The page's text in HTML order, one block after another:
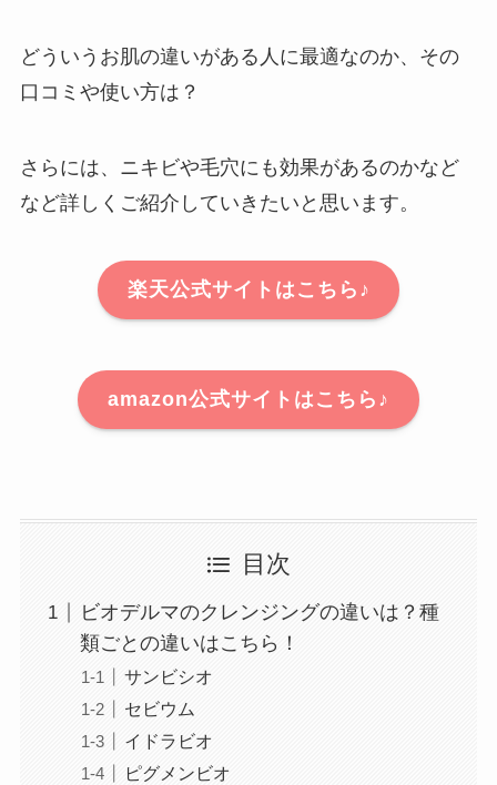
どういうお肌の違いがある人に最適なのか、その
口コミや使い方は？
さらには、ニキビや毛穴にも効果があるのかなど
など詳しくご紹介していきたいと思います。
楽天公式サイトはこちら♪
amazon公式サイトはこちら♪
目次
ビオデルマのクレンジングの違いは？種
類ごとの違いはこちら！
サンビシオ
セビウム
イドラビオ
ピグメンビオ